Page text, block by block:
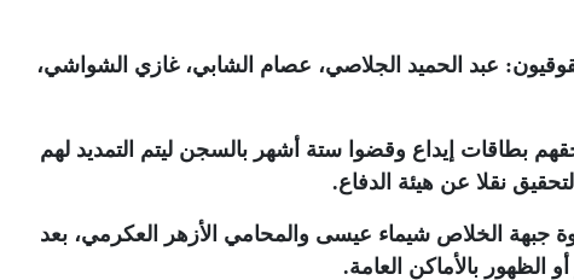
عبد الحميد الجلاصي، عصام الشابي، غازي الشواشي،
بطاقات إيداع وقضوا ستة أشهر بالسجن ليتم التمديد لهم
نقلا عن هيئة الدفاع.
الخلاص شيماء عيسى والمحامي الأزهر العكرمي، بعد
بالأماكن العامة.